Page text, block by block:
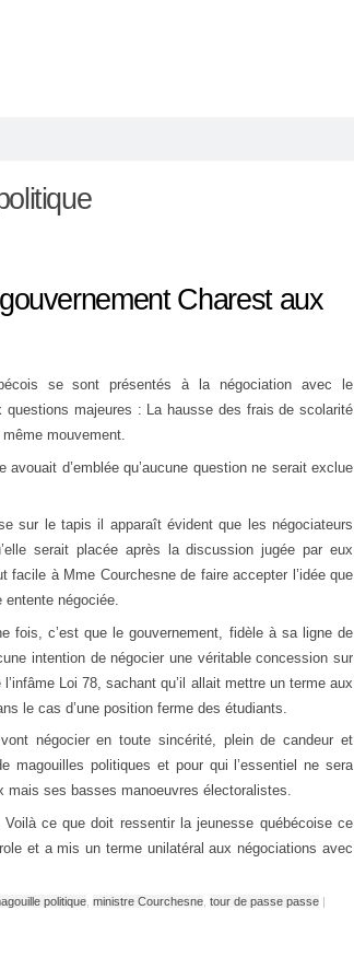
Charest aux
se sont présentés à la négociation avec le
majeures : La hausse des frais de scolarité
mouvement.
d’emblée qu’aucune question ne serait exclue
sur le tapis il apparaît évident que les négociateurs
serait placée après la discussion jugée par eux
facile à Mme Courchesne de faire accepter l’idée que
entente négociée.
fois, c’est que le gouvernement, fidèle à sa ligne de
intention de négocier une véritable concession sur
Loi 78, sachant qu’il allait mettre un terme aux
le cas d’une position ferme des étudiants.
négocier en toute sincérité, plein de candeur et
magouilles politiques et pour qui l’essentiel ne sera
ses basses manoeuvres électoralistes.
ce que doit ressentir la jeunesse québécoise ce
et a mis un terme unilatéral aux négociations avec
politique ministre Courchesne tour de passe passe |